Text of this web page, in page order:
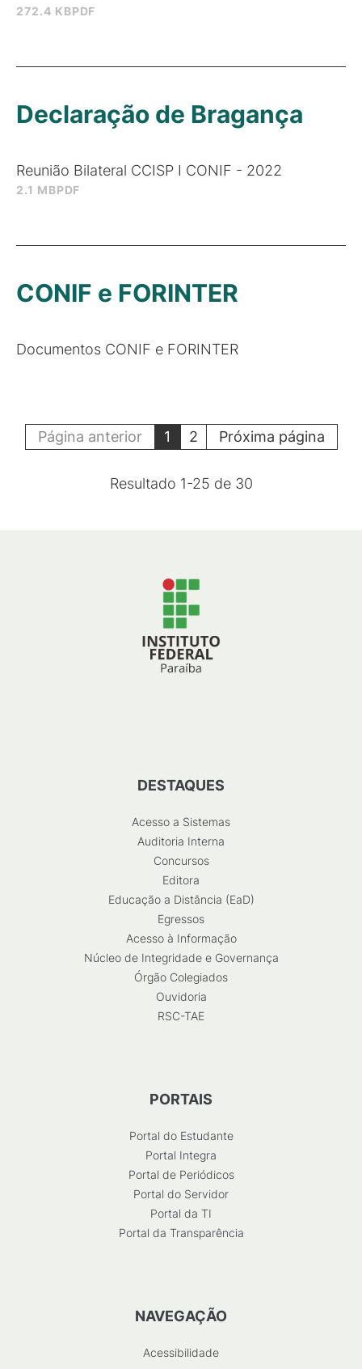
272.4 KBPDF
2.1 MBPDF
Declaração de Bragança
Reunião Bilateral CCISP I CONIF - 2022
CONIF e FORINTER
Documentos CONIF e FORINTER
Página anterior 1 2 Próxima página
Resultado 1-25 de 30
DESTAQUES
Acesso a Sistemas
Auditoria Interna
Concursos
Editora
Educação a Distância (EaD)
Egressos
Acesso à Informação
Núcleo de Integridade e Governança
Órgão Colegiados
Ouvidoria
RSC-TAE
PORTAIS
Portal do Estudante
Portal Integra
Portal de Periódicos
Portal do Servidor
Portal da TI
Portal da Transparência
NAVEGAÇÃO
Acessibilidade